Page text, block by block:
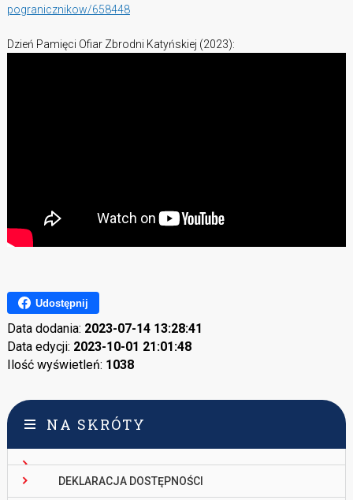
pogranicznikow/658448
Dzień Pamięci Ofiar Zbrodni Katyńskiej (2023):
Udostępnij
Data dodania: 2023-07-14 13:28:41
Data edycji: 2023-10-01 21:01:48
Ilość wyświetleń: 1038
NA SKRÓTY
DEKLARACJA DOSTĘPNOŚCI